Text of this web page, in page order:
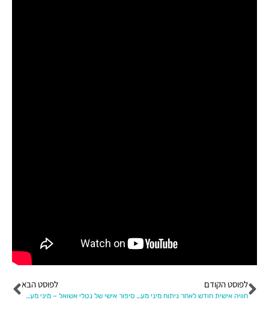
לפוסט הקודם
חוויה אישית חודש לאחר ניתוח מיני מעקף – יניב
לפוסט הבא
סיפור אישי של נטלי אשואל – מיני מעקף